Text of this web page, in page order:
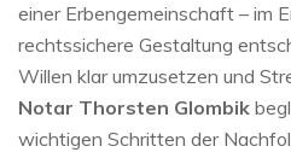
einer Erbengemeinschaft – im
rechtssichere Gestaltung
Willen klar umzusetzen und
Notar Thorsten Glombik
wichtigen Schritten der